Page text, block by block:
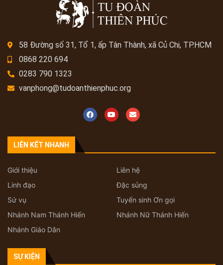
58 Đường số 31, Tổ 1, ấp Tân Thành, xã Củ Chi, TP.HCM
0868 220 694
0283 790 1323
vanphong@tudoanthienphuc.org
LIÊN KẾT NHANH
Giới thiệu
Liên hệ
Linh đạo
Đặc sủng
Sứ vụ
Tuyển sinh Ơn gọi
Nhánh Nam Thánh Hiến
Nhánh Nữ Thánh Hiến
Nhánh Giáo Dân
SỰ KIỆN